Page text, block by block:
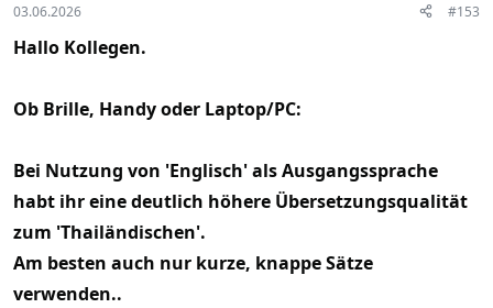
03.06.2026 #153
Hallo Kollegen.
Ob Brille, Handy oder Laptop/PC:
Bei Nutzung von 'Englisch' als Ausgangssprache
habt ihr eine deutlich höhere Übersetzungsqualität
zum 'Thailändischen'.
Am besten auch nur kurze, knappe Sätze
verwenden..